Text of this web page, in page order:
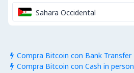
Sahara Occidental
 Compra Bitcoin con Bank Transfer
 Compra Bitcoin con Cash in person